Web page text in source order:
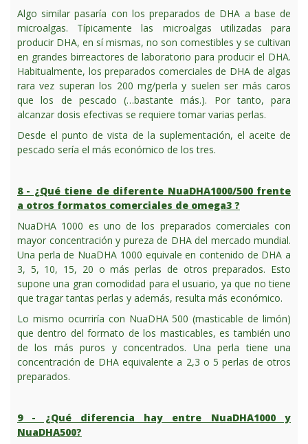
Algo similar pasaría con los preparados de DHA a base de
microalgas. Típicamente las microalgas utilizadas para
producir DHA, en sí mismas, no son comestibles y se cultivan
en grandes birreactores de laboratorio para producir el DHA.
Habitualmente, los preparados comerciales de DHA de algas
rara vez superan los 200 mg/perla y suelen ser más caros
que los de pescado (…bastante más.). Por tanto, para
alcanzar dosis efectivas se requiere tomar varias perlas.
Desde el punto de vista de la suplementación, el aceite de
pescado sería el más económico de los tres.
8 - ¿Qué tiene de diferente NuaDHA1000/500 frente
a otros formatos comerciales de omega3 ?
NuaDHA 1000 es uno de los preparados comerciales con
mayor concentración y pureza de DHA del mercado mundial.
Una perla de NuaDHA 1000 equivale en contenido de DHA a
3, 5, 10, 15, 20 o más perlas de otros preparados. Esto
supone una gran comodidad para el usuario, ya que no tiene
que tragar tantas perlas y además, resulta más económico.
Lo mismo ocurriría con NuaDHA 500 (masticable de limón)
que dentro del formato de los masticables, es también uno
de los más puros y concentrados. Una perla tiene una
concentración de DHA equivalente a 2,3 o 5 perlas de otros
preparados.
9 - ¿Qué diferencia hay entre NuaDHA1000 y
NuaDHA500?